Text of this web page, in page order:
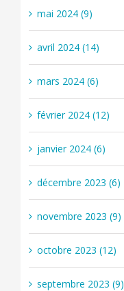
mai 2024 (9)
avril 2024 (14)
mars 2024 (6)
février 2024 (12)
janvier 2024 (6)
décembre 2023 (6)
novembre 2023 (9)
octobre 2023 (12)
septembre 2023 (9)